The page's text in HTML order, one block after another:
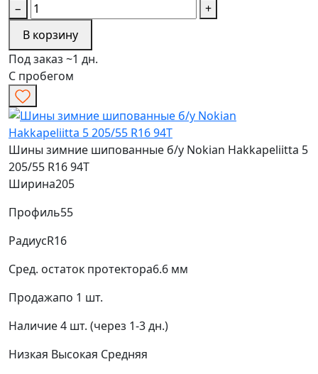
−
+
В корзину
Под заказ ~1 дн.
С пробегом
Шины зимние шипованные б/у Nokian Hakkapeliitta 5
205/55 R16 94T
Ширина205
Профиль55
РадиусR16
Сред. остаток протектора6.6 мм
Продажапо 1 шт.
Наличие4 шт. (через 1-3 дн.)
Низкая Высокая Средняя